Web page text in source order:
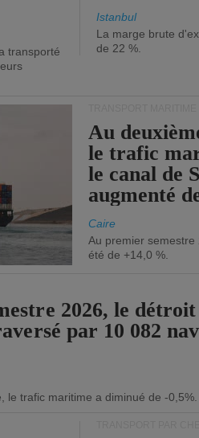
transporté
Istanbul
La marge brute
de 22 %.
Au
le trafic
le canal de
augmenté
Caire
Au premier
été de +14,0 %.
2026, le
par 10 082
le trafic maritime a diminué de -0,5%.